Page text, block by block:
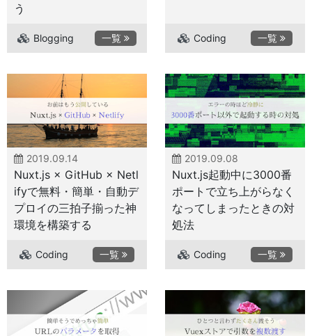
う
Blogging 一覧 Coding 一覧
2019.09.14
Nuxt.js × GitHub × Netl
ifyで無料・簡単・自動デ
プロイの三拍子揃った神
環境を構築する
Coding 一覧
2019.09.08
Nuxt.js起動中に3000番
ポートで立ち上がらなく
なってしまったときの対
処法
Coding 一覧